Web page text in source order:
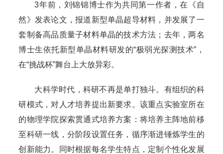
3年前，刘锦锦博士作为共同第一作者，在《自
然》发表论文，报道新型单晶超导材料，并发展了一
套制备高品质量子材料单晶的技术方法；去年，两名
博士生依托新型单晶材料研发的“极弱光探测技术”，
在“挑战杯”舞台上大放异彩。
大科学时代，科研不再是单打独斗。有组织的科
研模式，对人才培养提出新要求。该重点实验室所在
的物理学院探索贯通式培养方案：将培养主阵地前移
至科研一线，分阶段设置任务，循序渐进锤炼学生的
创新能力。同时根据每名学生特点，定制个性化发展